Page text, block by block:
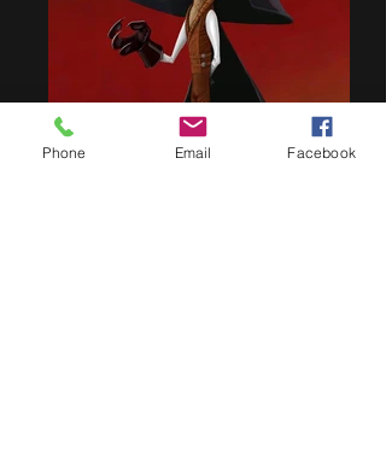
Phone Email Facebook